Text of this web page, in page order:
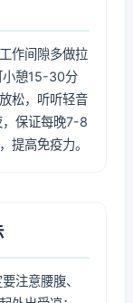
作间隙多做拉
小憩15-30分
松，听听轻音
，保证每晚7-8
提高免疫力。
注意腰腹、